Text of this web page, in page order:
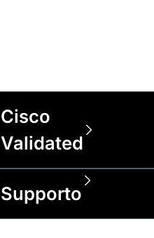
Cisco
Validated
Supporto